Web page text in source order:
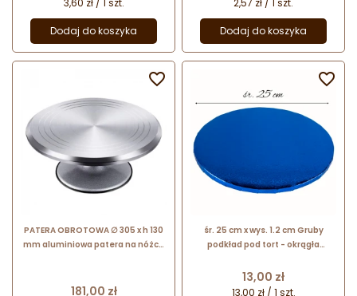
3,60 zł / 1 szt.
Dodaj do koszyka
2,57 zł / 1 szt.
Dodaj do koszyka
PATERA OBROTOWA ∅ 305 x h 130
mm aluminiowa patera na nóżce
Cena
181,00 zł

śr. 25 cm x wys. 1.2 cm Gruby
podkład pod tort - okrągła
serwowania ciast - granatowa
Cena
13,00 zł
13,00 zł / 1 szt.
